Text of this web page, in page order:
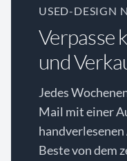
USED-DESIGN
Verpasse
und
Jedes
Mail mit einer
Beste von dem